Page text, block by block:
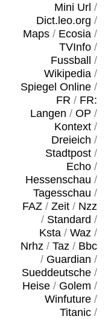
Mini Url /
Dict.leo.org /
Maps/ Ecosia/
TVInfo/
Fussball
/
Wikipedia/
Spiegel Online/
FR / FR:
Langen / OP /
Kontext/
Dreieich /
Stadtpost/
Echo/
Hessenschau /
Tagesschau /
FAZ/ Zeit/ Nzz
/ Standard /
Ksta/ Waz/
Nrhz/ Taz/ Bbc
/ Guardian /
Sueddeutsche/
Heise/ Golem /
Winfuture/
Titanic/